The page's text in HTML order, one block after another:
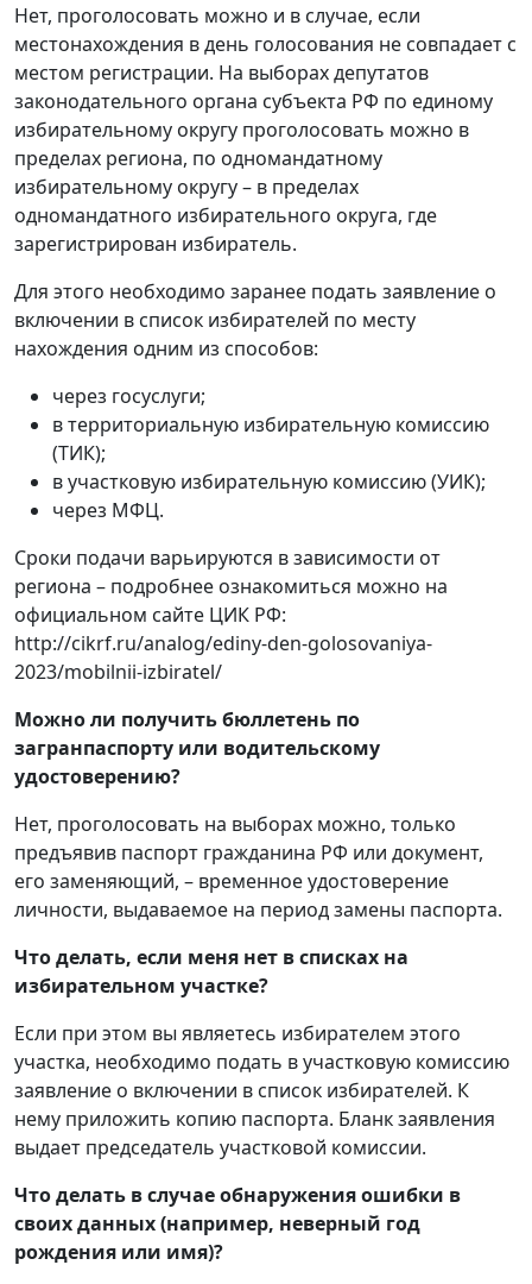
Нет, проголосовать можно и в случае, если
местонахождения в день голосования не совпадает с
местом регистрации. На выборах депутатов
законодательного органа субъекта РФ по единому
избирательному округу проголосовать можно в
пределах региона, по одномандатному
избирательному округу – в пределах
одномандатного избирательного округа, где
зарегистрирован избиратель.
Для этого необходимо заранее подать заявление о
включении в список избирателей по месту
нахождения одним из способов:
через госуслуги;
в территориальную избирательную комиссию
(ТИК);
в участковую избирательную комиссию (УИК);
через МФЦ.
Сроки подачи варьируются в зависимости от
региона – подробнее ознакомиться можно на
официальном сайте ЦИК РФ:
http://cikrf.ru/analog/ediny-den-golosovaniya-
2023/mobilnii-izbiratel/
Можно ли получить бюллетень по
загранпаспорту или водительскому
удостоверению?
Нет, проголосовать на выборах можно, только
предъявив паспорт гражданина РФ или документ,
его заменяющий, – временное удостоверение
личности, выдаваемое на период замены паспорта.
Что делать, если меня нет в списках на
избирательном участке?
Если при этом вы являетесь избирателем этого
участка, необходимо подать в участковую комиссию
заявление о включении в список избирателей. К
нему приложить копию паспорта. Бланк заявления
выдает председатель участковой комиссии.
Что делать в случае обнаружения ошибки в
своих данных (например, неверный год
рождения или имя)?